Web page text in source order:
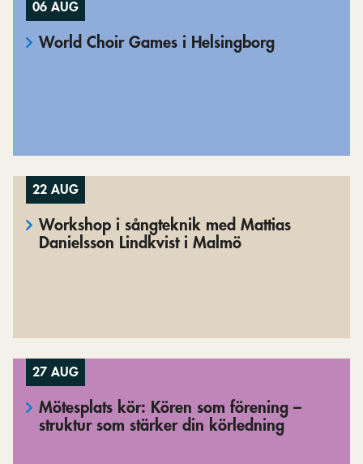
06 AUG
World Choir Games i Helsingborg
22 AUG
Workshop i sångteknik med Mattias
Danielsson Lindkvist i Malmö
27 AUG
Mötesplats kör: Kören som förening –
struktur som stärker din körledning